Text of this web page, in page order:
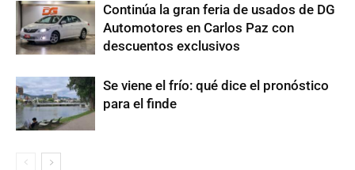
Continúa la gran feria de usados de DG
Automotores en Carlos Paz con
descuentos exclusivos
Se viene el frío: qué dice el pronóstico
para el finde